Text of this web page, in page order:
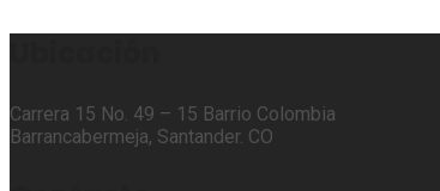
Carrera 15 No. 49 – 15 Barrio Colombia
Barrancabermeja, Santander. CO